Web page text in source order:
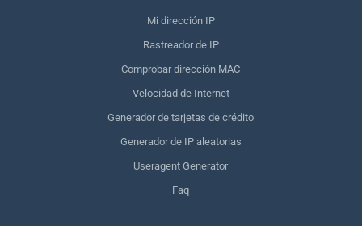
Mi dirección IP
Rastreador de IP
Comprobar dirección MAC
Velocidad de Internet
Generador de tarjetas de crédito
Generador de IP aleatorias
Useragent Generator
Faq